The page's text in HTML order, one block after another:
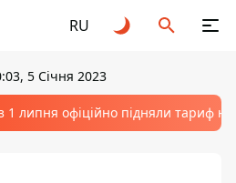
RU
5 Січня 2023
1 липня офіційно підняли тариф